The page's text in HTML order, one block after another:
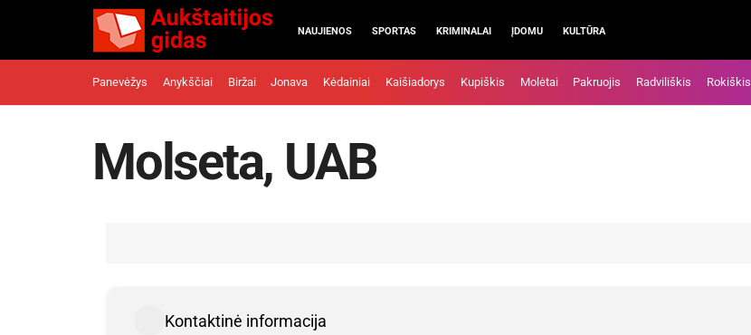
NAUJIENOS SPORTAS KRIMINALAI ĮDOMU KULTŪRA
Panevėžys Anykščiai Biržai Jonava Kėdainiai Kaišiadorys Kupiškis Molėtai Pakruojis Radviliškis Rokiškis
Molseta, UAB
Kontaktinė informacija